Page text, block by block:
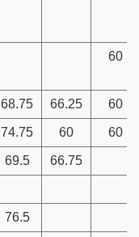
60
68.75 66.25 60
74.75 60 60
69.5 66.75
76.5